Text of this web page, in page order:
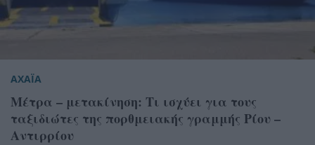
ΑΧΑΪΑ
Μέτρα – μετακίνηση: Τι ισχύει για τους
ταξιδιώτες της πορθμειακής γραμμής Ρίου –
Αντιρρίου